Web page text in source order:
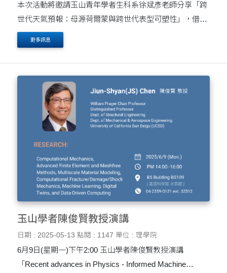
本次活動將邀請玉山青年學者生科系徐斌彥老師分享「跨
世代天氣預報：母源荷爾蒙與跨世代表型可塑性」，借助
生理學、生態學與演化生物學，探討動物如何應對氣候變
遷下的快速環境變化。
更多訊息
玉山學者陳俊賢教授演講
日期 : 2025-05-13 點閱 : 1147 單位 : 理學院
6月9日(星期一)下午2:00 玉山學者陳俊賢教授演講
「Recent advances in Physics - Informed Machine